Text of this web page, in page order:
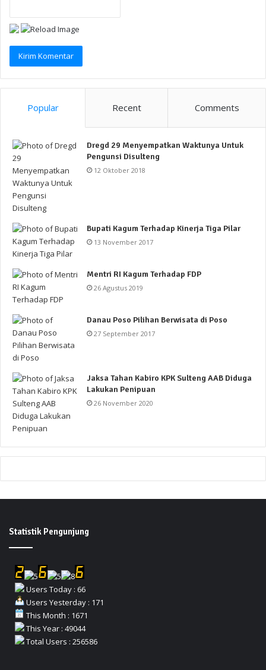
Popular Recent Comments
Dregd 29 Menyempatkan Waktunya Untuk
Pengunsi Disulteng
12 Oktober 2018
Bupati Kagum Terhadap Kinerja Tiga Pilar
13 November 2017
Mentri RI Kagum Terhadap FDP
26 Agustus 2019
Danau Poso Pilihan Berwisata di Poso
27 September 2017
Jaksa Tahan Kabiro KPK Sulteng AAB Diduga
Lakukan Penipuan
26 November 2020
Statistik Pengunjung
Users Today : 66
Users Yesterday : 171
This Month : 1671
This Year : 49044
Total Users : 256586